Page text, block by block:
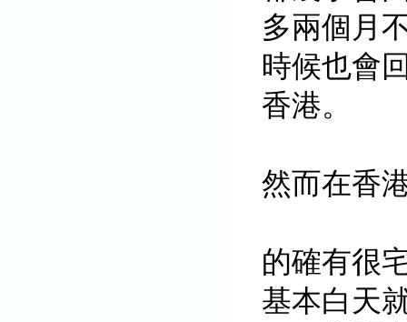
多兩個月
時候也會
香港。
然而在香
的確有很
基本白天